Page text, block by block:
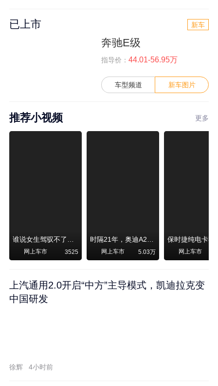
已上市 新车
奔驰E级
指导价： 44.01-56.95万
车型频道 新车图片
推荐小视频 更多
谁说女生驾驭不了大SUV？看我开问界M6驰骋坝上草原！
网上车市 3525
时隔21年，奥迪A2强势归来！
网上车市 5.03万 网上车市
上汽通用2.0开启“中方”主导模式，凯迪拉克变
中国研发
徐辉 4小时前